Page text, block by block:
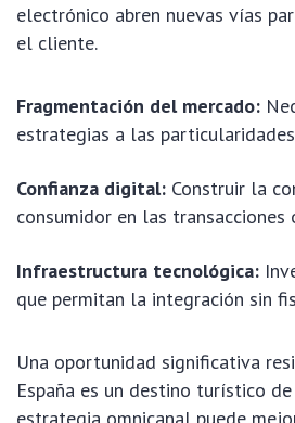
electrónico abren nuevas vías
el cliente.
Fragmentación del mercado:
estrategias a las
Confianza digital: Construir la
consumidor en las transacciones
Infraestructura tecnológica:
que permitan la integración sin
Una oportunidad significativa
España es un destino turístico